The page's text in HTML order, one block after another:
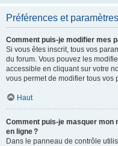
Préférences et
Comment puis-je modifier mes
Si vous êtes inscrit, tous vos
du forum. Vous pouvez les
accessible en cliquant sur votre
vous permet de modifier tous vos
Haut
Comment puis-je masquer mon
en ligne ?
Dans le panneau de contrôle